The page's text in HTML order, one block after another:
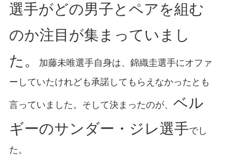
選手がどの男子とペアを組む
のか注目が集まっていまし
た。
加藤未唯選手自身は、錦織圭選手にオファ
ーしていたけれども承諾してもらえなかったとも
言っていました。そして決まったのが、 ベル
ギーのサンダー・ジレ選手でし
た。